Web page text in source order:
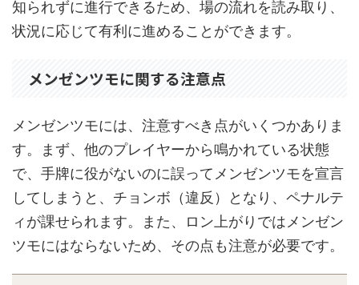
知られずに進行できるため、場の流れを読み取り、
状況に応じて有利に進めることができます。
メンゼンツモに関する注意点
メンゼンツモには、注意すべき点がいくつかありま
す。まず、他のプレイヤーから鳴かれている状態
で、手牌に役がないのに誤ってメンゼンツモを宣言
してしまうと、チョンボ（違反）となり、ペナルテ
ィが課せられます。また、ロン上がりではメンゼン
ツモにはならないため、その点も注意が必要です。